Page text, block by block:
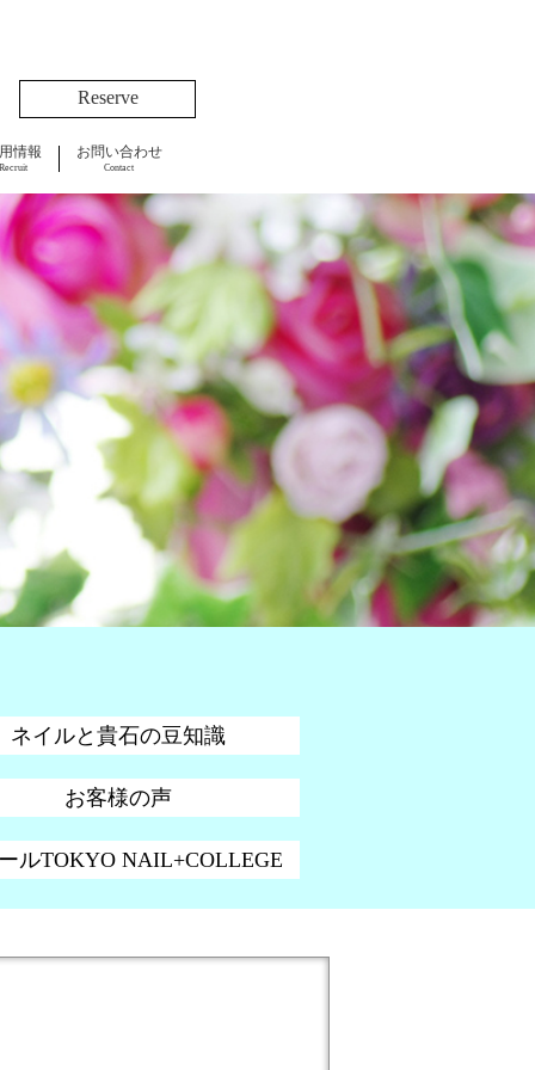
Reserve
情報
Recruit
お問い合わせ
Contact
ネイルと貴石の豆知識
お客様の声
ルTOKYO NAIL+COLLEGE